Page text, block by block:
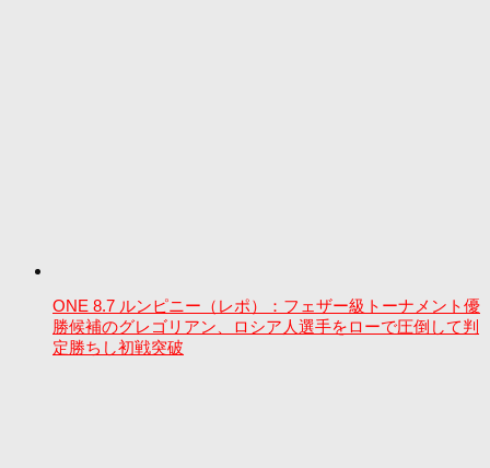
ONE 8.7 ルンピニー（レポ）：フェザー級トーナメント優
勝候補のグレゴリアン、ロシア人選手をローで圧倒して判
定勝ちし初戦突破